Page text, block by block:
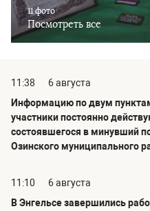
11 фото
Посмотреть все
11:38
6 августа
Информацию по двум
участники постоянно
состоявшегося в минувший
Озинского муниципального
11:10
6 августа
В Энгельсе завершились